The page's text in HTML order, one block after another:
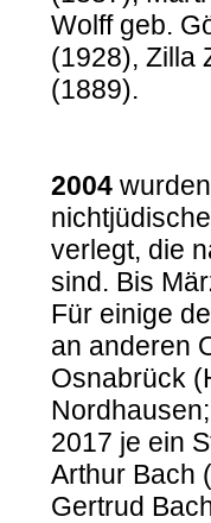
Wolff geb.
(1928), Zilla
2004
verlegt, die
sind. Bis
Für einige
an anderen
Osnabrück
2017 je ein
Arthur Bach
Gertrud